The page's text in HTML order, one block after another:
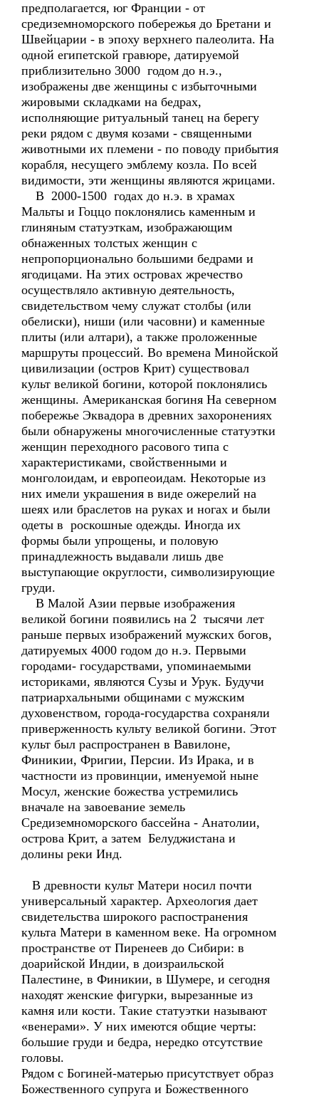
предполагается, юг Франции - от
средиземноморского побережья до Бретани и
Швейцарии - в эпоху верхнего палеолита. На
одной египетской гравюре, датируемой
приблизительно 3000 годом до н.э.,
изображены две женщины с избыточными
жировыми складками на бедрах,
исполняющие ритуальный танец на берегу
реки рядом с двумя козами - священными
животными их племени - по поводу прибытия
корабля, несущего эмблему козла. По всей
видимости, эти женщины являются жрицами.
В 2000-1500 годах до н.э. в храмах
Мальты и Гоццо поклонялись каменным и
глиняным статуэткам, изображающим
обнаженных толстых женщин с
непропорционально большими бедрами и
ягодицами. На этих островах жречество
осуществляло активную деятельность,
свидетельством чему служат столбы (или
обелиски), ниши (или часовни) и каменные
плиты (или алтари), а также проложенные
маршруты процессий. Во времена Минойской
цивилизации (остров Крит) существовал
культ великой богини, которой поклонялись
женщины. Американская богиня На северном
побережье Эквадора в древних захоронениях
были обнаружены многочисленные статуэтки
женщин переходного расового типа с
характеристиками, свойственными и
монголоидам, и европеоидам. Некоторые из
них имели украшения в виде ожерелий на
шеях или браслетов на руках и ногах и были
одеты в роскошные одежды. Иногда их
формы были упрощены, и половую
принадлежность выдавали лишь две
выступающие округлости, символизирующие
груди.
В Малой Азии первые изображения
великой богини появились на 2 тысячи лет
раньше первых изображений мужских богов,
датируемых 4000 годом до н.э. Первыми
городами- государствами, упоминаемыми
историками, являются Сузы и Урук. Будучи
патриархальными общинами с мужским
духовенством, города-государства сохраняли
приверженность культу великой богини. Этот
культ был распространен в Вавилоне,
Финикии, Фригии, Персии. Из Ирака, и в
частности из провинции, именуемой ныне
Мосул, женские божества устремились
вначале на завоевание земель
Средиземноморского бассейна - Анатолии,
острова Крит, а затем Белуджистана и
долины реки Инд.
В древности культ Матери носил почти
универсальный характер. Археология дает
свидетельства широкого распостранения
культа Матери в каменном веке. На огромном
пространстве от Пиренеев до Сибири: в
доарийской Индии, в доизраильской
Палестине, в Финикии, в Шумере, и сегодня
находят женские фигурки, вырезанные из
камня или кости. Такие статуэтки называют
«венерами». У них имеются общие черты:
большие груди и бедра, нередко отсутствие
головы.
Рядом с Богиней-матерью присутствует образ
Божественного супруга и Божественного